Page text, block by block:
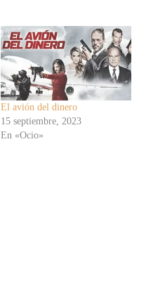
El avión del dinero
15 septiembre, 2023
En «Ocio»